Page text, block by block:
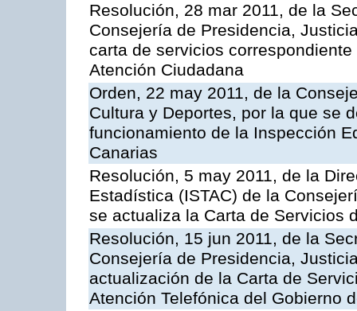
Resolución, 28 mar 2011, de la
Consejería de Presidencia,
carta de servicios
Atención Ciudadana
Orden, 22 may 2011, de la
Cultura y Deportes, por la que se
funcionamiento de la Inspección
Canarias
Resolución, 5 may 2011, de la
Estadística (ISTAC) de la
se actualiza la Carta de Servicios
Resolución, 15 jun 2011, de la
Consejería de Presidencia,
actualización de la Carta de
Atención Telefónica del Gobierno